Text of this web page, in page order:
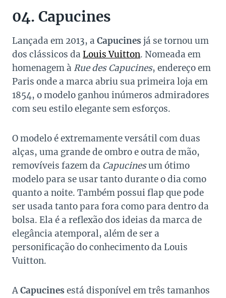
04. Capucines
Lançada em 2013, a Capucines já se tornou um
dos clássicos da Louis Vuitton. Nomeada em
homenagem à Rue des Capucines, endereço em
Paris onde a marca abriu sua primeira loja em
1854, o modelo ganhou inúmeros admiradores
com seu estilo elegante sem esforços.
O modelo é extremamente versátil com duas
alças, uma grande de ombro e outra de mão,
removíveis fazem da Capucinesum ótimo
modelo para se usar tanto durante o dia como
quanto a noite. Também possui flap que pode
ser usada tanto para fora como para dentro da
bolsa. Ela é a reflexão dos ideias da marca de
elegância atemporal, além de ser a
personificação do conhecimento da Louis
Vuitton.
ACapucines está disponível em três tamanhos